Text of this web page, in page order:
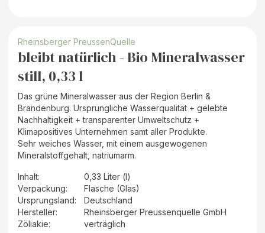
Rheinsberger PreussenQuelle
bleibt natürlich - Bio Mineralwasser
still, 0,33 l
Das grüne Mineralwasser aus der Region Berlin &
Brandenburg. Ursprüngliche Wasserqualität + gelebte
Nachhaltigkeit + transparenter Umweltschutz +
Klimapositives Unternehmen samt aller Produkte.
Sehr weiches Wasser, mit einem ausgewogenen
Mineralstoffgehalt, natriumarm.
Inhalt:
0,33 Liter (l)
Verpackung:
Flasche (Glas)
Ursprungsland:
Deutschland
Hersteller:
Rheinsberger Preussenquelle GmbH
Zöliakie:
verträglich